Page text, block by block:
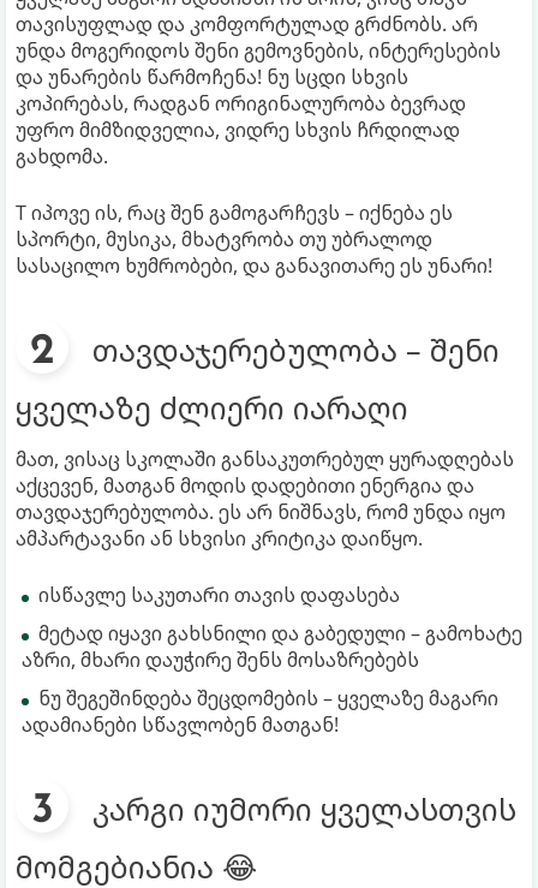
თავისუფლად და კომფორტულად გრძნობს. არ
უნდა მოგერიდოს შენი გემოვნების, ინტერესების
და უნარების წარმოჩენა! ნუ სცდი სხვის
კოპირებას, რადგან ორიგინალურობა ბევრად
უფრო მიმზიდველია, ვიდრე სხვის ჩრდილად
გახდომა.
T იპოვე ის, რაც შენ გამოგარჩევს – იქნება ეს
სპორტი, მუსიკა, მხატვრობა თუ უბრალოდ
სასაცილო ხუმრობები, და განავითარე ეს უნარი!
თავდაჯერებულობა – შენი
ყველაზე ძლიერი იარაღი
მათ, ვისაც სკოლაში განსაკუთრებულ ყურადღებას
აქცევენ, მათგან მოდის დადებითი ენერგია და
თავდაჯერებულობა. ეს არ ნიშნავს, რომ უნდა იყო
ამპარტავანი ან სხვისი კრიტიკა დაიწყო.
ისწავლე საკუთარი თავის დაფასება
მეტად იყავი გახსნილი და გაბედული – გამოხატე
აზრი, მხარი დაუჭირე შენს მოსაზრებებს
ნუ შეგეშინდება შეცდომების – ყველაზე მაგარი
ადამიანები სწავლობენ მათგან!
კარგი იუმორი ყველასთვის
მომგებიანია 😂